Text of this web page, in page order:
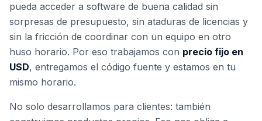
pueda acceder a software de buena calidad sin
sorpresas de presupuesto, sin ataduras de licencias y
sin la fricción de coordinar con un equipo en otro
huso horario. Por eso trabajamos con precio fijo en
USD, entregamos el código fuente y estamos en tu
mismo horario.
No solo desarrollamos para clientes: también